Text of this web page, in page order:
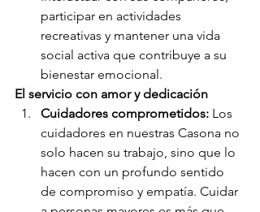
participar en actividades
recreativas y mantener una vida
social activa que contribuye a su
bienestar emocional.
El servicio con amor y dedicación
Cuidadores comprometidos: Los
cuidadores en nuestras Casona no
solo hacen su trabajo, sino que lo
hacen con un profundo sentido
de compromiso y empatía. Cuidar